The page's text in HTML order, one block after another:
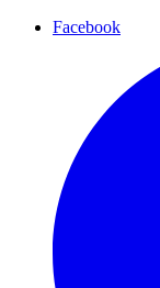
Facebook